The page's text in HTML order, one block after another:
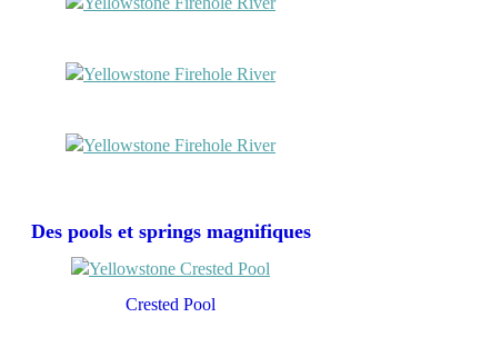
Des pools et springs magnifiques
Crested Pool